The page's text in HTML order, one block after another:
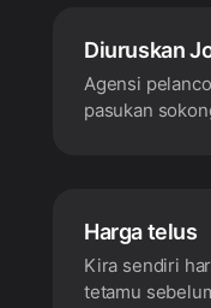
Diuruskan
Agensi
pasukan
Harga telus
Kira sendiri
tetamu